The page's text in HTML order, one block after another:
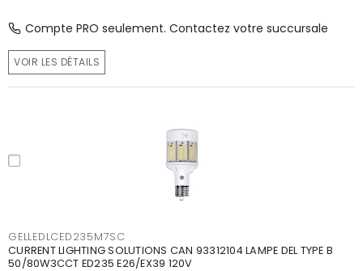
Compte PRO seulement. Contactez votre succursale
VOIR LES DÉTAILS
GELLEDLCED235M7SC
CURRENT LIGHTING SOLUTIONS CAN 93312104 LAMPE DEL TYPE B
50/80W3CCT ED235 E26/EX39 120V